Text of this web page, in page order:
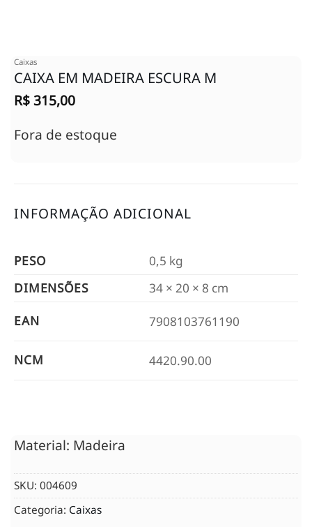
Caixas
CAIXA EM MADEIRA ESCURA M
R$315,00
Fora de estoque
INFORMAÇÃO ADICIONAL
PESO
0,5 kg
DIMENSÕES
34 × 20 × 8 cm
EAN 7908103761190
NCM 4420.90.00
Material: Madeira
SKU: 004609
Categoria: Caixas